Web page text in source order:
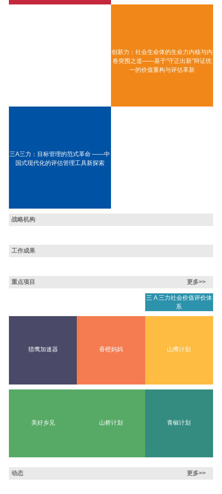
创新力：社会生命体的生命力内核与内
卷突围之道——基于“守正出新”辩证统
一的价值重构与评估革新
三A三力：目标管理的范式革命 ——中
国式现代化的评估管理工具新探索
战略机构
工作成果
重点项目 更多>>
三 A 三力社会价值评价体
系
猎鹰加速器 香橙妈妈 山鹰计划
美好乡见 山桥计划 青椒计划
动态 更多>>